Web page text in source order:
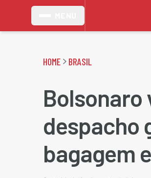
HOME BRASIL
Bolsonaro
despacho
bagagem